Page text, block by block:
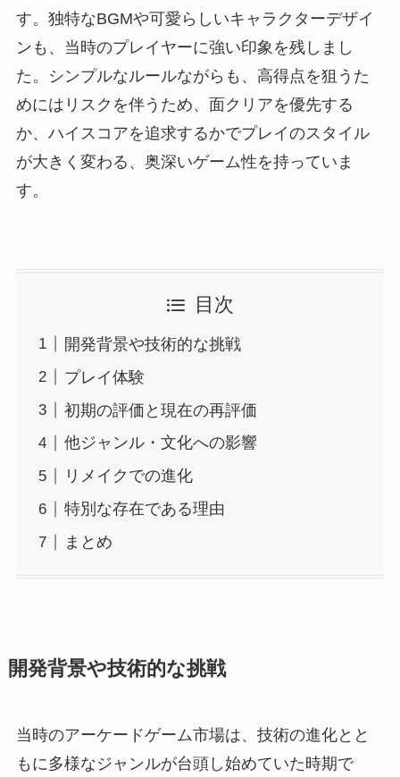
す。独特なBGMや可愛らしいキャラクターデザイ
ンも、当時のプレイヤーに強い印象を残しまし
た。シンプルなルールながらも、高得点を狙うた
めにはリスクを伴うため、面クリアを優先する
か、ハイスコアを追求するかでプレイのスタイル
が大きく変わる、奥深いゲーム性を持っていま
す。
目次
開発背景や技術的な挑戦
プレイ体験
初期の評価と現在の再評価
他ジャンル・文化への影響
リメイクでの進化
特別な存在である理由
まとめ
開発背景や技術的な挑戦
当時のアーケードゲーム市場は、技術の進化とと
もに多様なジャンルが台頭し始めていた時期で